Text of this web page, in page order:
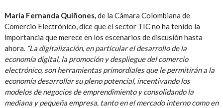
María Fernanda Quiñones,de la Cámara Colombiana de
Comercio Electrónico, dice que el sector TIC no ha tenido la
importancia que merece en los escenarios de discusión hasta
ahora. “La digitalización, en particular el desarrollo de la
economía digital, la promoción y despliegue del comercio
electrónico, son herramientas primordiales que le permitirán a la
economía desarrollar su pleno potencial, incentivando los
modelos de negocios de emprendimiento y consolidando la
mediana y pequeña empresa, tanto en el mercado interno como en